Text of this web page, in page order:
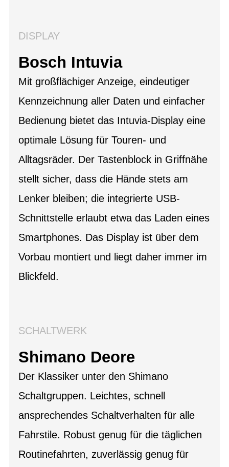
DISPLAY
Bosch Intuvia
Mit großflächiger Anzeige, eindeutiger
Kennzeichnung aller Daten und einfacher
Bedienung bietet das Intuvia-Display eine
optimale Lösung für Touren- und
Alltagsräder. Der Tastenblock in Griffnähe
stellt sicher, dass die Hände stets am
Lenker bleiben; die integrierte USB-
Schnittstelle erlaubt etwa das Laden eines
Smartphones. Das Display ist über dem
Vorbau montiert und liegt daher immer im
Blickfeld.
SCHALTWERK
Shimano Deore
Der Klassiker unter den Shimano
Schaltgruppen. Leichtes, schnell
ansprechendes Schaltverhalten für alle
Fahrstile. Robust genug für die täglichen
Routinefahrten, zuverlässig genug für